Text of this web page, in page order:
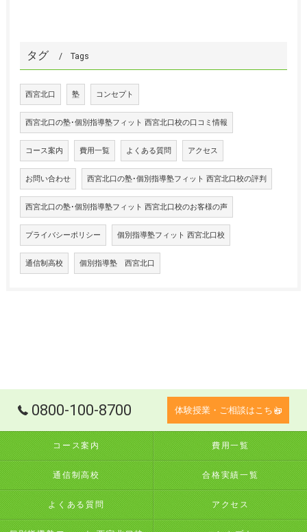
タグ Tags
西宮北口 塾 コンセプト
西宮北口の塾･個別指導塾フィット 西宮北口校の口コミ情報
コース案内 費用一覧 よくある質問 アクセス
お問い合わせ 西宮北口の塾･個別指導塾フィット 西宮北口校の評判
西宮北口の塾･個別指導塾フィット 西宮北口校のお客様の声
プライバシーポリシー 個別指導塾フィット 西宮北口校
通信制高校 個別指導塾 西宮北口
0800-100-8700 体験授業・ご相談はこちら
コース案内 費用一覧
通信制高校 合格実績一覧
よくある質問 アクセス